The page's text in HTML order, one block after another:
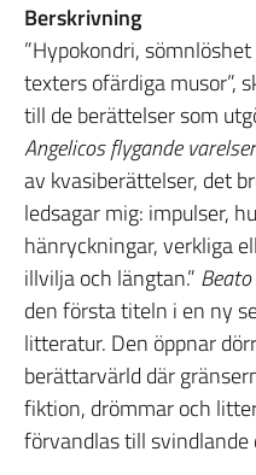
Berskrivning
”Hypokondri,
texters ofärdiga musor”,
till de berättelser som
Angelicos flygande varelser
av kvasiberättelser, det
ledsagar mig: impulser,
hänryckningar, verkliga
illvilja och längtan.”
den första titeln i en ny
litteratur. Den öppnar
berättarvärld där
fiktion, drömmar och
förvandlas till svindlande